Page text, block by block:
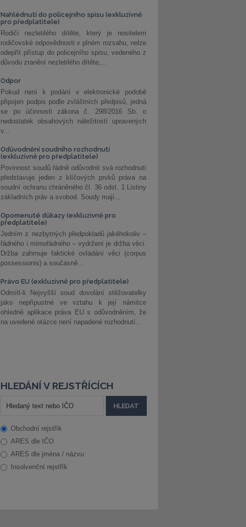
Nahlédnutí do policejního spisu (exkluzivně
pro předplatitele)
Rodiči nezletilého dítěte, který je nositelem
rodičovské odpovědnosti v plném rozsahu, nelze
odepřít přístup do policejního spisu, vedeného z
důvodu zranění nezletilého dítěte,...
Odpor
Pokud není k podání v elektronické podobě
připojen podpis podle zvláštních předpisů, jedná
se po účinnosti zákona č. 298/2016 Sb. o
nedostatek obsahových náležitostí upravených
v...
Odůvodnění soudního rozhodnutí
(exkluzivně pro předplatitele)
Povinnost soudů řádně odůvodnit svá rozhodnutí
představuje jeden z klíčových prvků práva na
soudní ochranu chráněného čl. 36 odst. 1 Listiny
základních práv a svobod. Soudy mají...
Opomenuté důkazy (exkluzivně pro
předplatitele)
Jedním z nezbytných předpokladů jakéhokoliv –
řádného i mimořádného – vydržení je držba věci.
Držba zahrnuje faktické ovládání věci (corpus
possessionis) a současně...
Právo EU (exkluzivně pro předplatitele)
Odmítl-li Nejvyšší soud dovolání stěžovatelky
jako nepřípustné ve vztahu k její námitce
ohledně aplikace práva EU s odůvodněním, že
na uvedené otázce není napadené rozhodnutí...
HLEDÁNÍ V REJSTŘÍCÍCH
Obchodní rejstřík
ARES dle IČO
ARES dle jména / názvu
Insolvenční rejstřík